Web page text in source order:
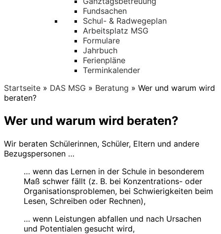
Fundsachen
Schul- & Radwegeplan
Arbeitsplatz MSG
Formulare
Jahrbuch
Ferienpläne
Terminkalender
Startseite » DAS MSG » Beratung » Wer und warum wird
beraten?
Wer und warum wird beraten?
Wir beraten Schülerinnen, Schüler, Eltern und andere
Bezugspersonen …
… wenn das Lernen in der Schule in besonderem
Maß schwer fällt (z. B. bei Konzentrations- oder
Organisationsproblemen, bei Schwierigkeiten beim
Lesen, Schreiben oder Rechnen),
… wenn Leistungen abfallen und nach Ursachen
und Potentialen gesucht wird,